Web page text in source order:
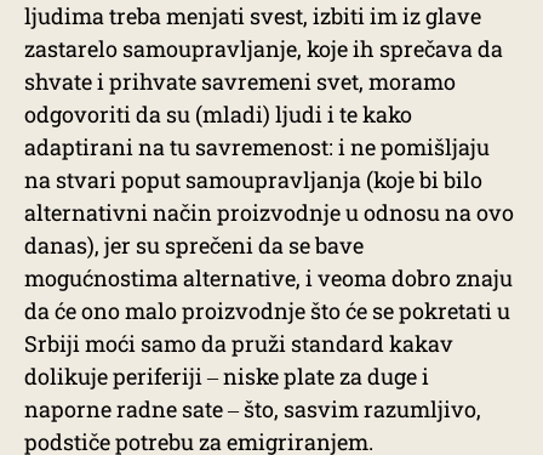
ljudima treba menjati svest, izbiti im iz glave
zastarelo samoupravljanje, koje ih sprečava da
shvate i prihvate savremeni svet, moramo
odgovoriti da su (mladi) ljudi i te kako
adaptirani na tu savremenost: i ne pomišljaju
na stvari poput samoupravljanja (koje bi bilo
alternativni način proizvodnje u odnosu na ovo
danas), jer su sprečeni da se bave
mogućnostima alternative, i veoma dobro znaju
da će ono malo proizvodnje što će se pokretati u
Srbiji moći samo da pruži standard kakav
dolikuje periferiji ‒ niske plate za duge i
naporne radne sate ‒ što, sasvim razumljivo,
podstiče potrebu za emigriranjem.